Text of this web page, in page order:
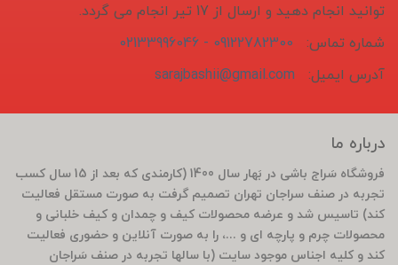
توانید انجام دهید و ارسال از 17 تیر انجام می گردد.
شماره تماس:
09122782300 - 02133996046
آدرس ایمیل:
sarajbashii@gmail.com
درباره ما
فروشگاه سَراج باشی در بَهار سال 1400 (کارمندی که بعد از 15 سال کسب
تجربه در صنف سراجان تهران تصمیم گرفت به صورت مستقل فعالیت
کند) تاسیس شد و عرضه محصولات کیف و چمدان و کیف خلبانی و
محصولات چرم و پارچه ای و ...، را به صورت آنلاین و حضوری فعالیت
کند و کلیه اجناس موجود سایت (با سالها تجربه در صنف سَراجان